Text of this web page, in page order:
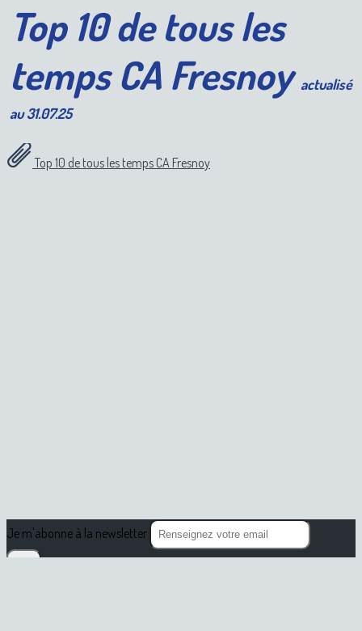
Top 10 de tous les
temps CA Fresnoy actualisé
au 31.07.25
Top 10 de tous les temps CA Fresnoy
Je m'abonne à la newsletter